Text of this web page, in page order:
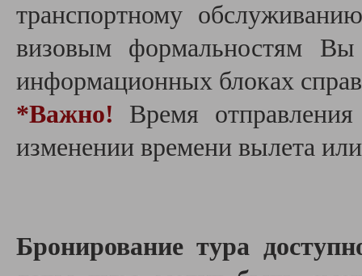
транспортному
визовым формальностям
информационных блоках
*Важно! Время
изменении времени вылета
Бронирование тура